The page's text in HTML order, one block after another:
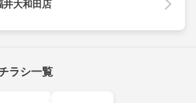
井大和田店
ラシ一覧